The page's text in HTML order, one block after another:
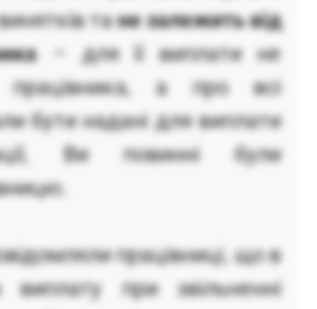
тане залежить від
– для її виплати не
працівника, а про всі
бути надані для виплати
Ви повинні були
працівниці, що в
при звільненні